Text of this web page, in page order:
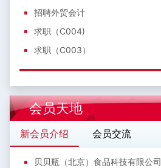
招聘外贸会计
求职（C004)
求职（C003）
会员天地
新会员介绍 会员交流
贝贝瓶（北京）食品科技有限公司